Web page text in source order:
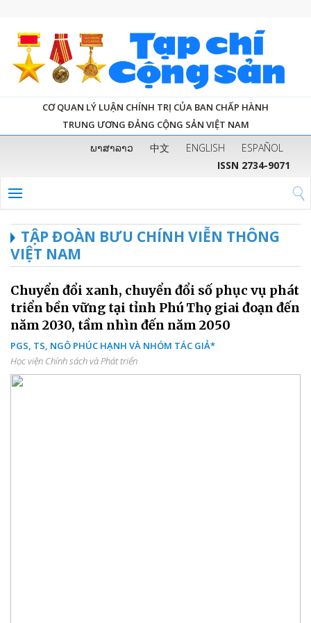
CƠ QUAN LÝ LUẬN CHÍNH TRỊ CỦA BAN CHẤP HÀNH
TRUNG ƯƠNG ĐẢNG CỘNG SẢN VIỆT NAM
ພາສາລາວ 中文 ENGLISH
ESPAÑOL
ISSN 2734-9071
TẬP ĐOÀN BƯU CHÍNH VIỄN THÔNG
VIỆT NAM
Chuyển đổi xanh, chuyển đổi số phục vụ phát
triển bền vững tại tỉnh Phú Thọ giai đoạn đến
năm 2030, tầm nhìn đến năm 2050
PGS, TS, NGÔ PHÚC HẠNH VÀ NHÓM TÁC GIẢ*
Học viện Chính sách và Phát triển